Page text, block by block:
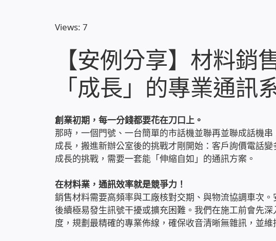
Views: 7
【安例分享】材料銷
「成長」的專業通訊
創業初期，每一分錢都要花在刀口上。
那時，一個門號、一台簡單的市話機並聯再並聯成話機
成長，搬進新辦公室後的挑戰才剛開始：客戶詢價電話
成長的挑戰，需要一套能「伸縮自如」的通訊方案。
在材料業，通訊效率就是競爭力！
銷售材料需要高頻率與工廠核對交期、與物流協調車次
後續極易發生訊號干擾或擴充困難。我們在施工前會先
度，規劃最精確的專業佈線，確保收音清晰無雜訊，並維